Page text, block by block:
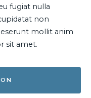
fugiat nulla
non
mollit anim
sit amet.